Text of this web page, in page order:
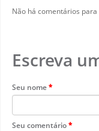
Não há comentários
Escreva
Seu nome
Seu comentário